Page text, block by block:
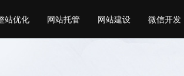
站优化 网站托管 网站建设 微信开发